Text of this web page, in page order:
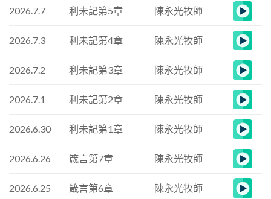
2026.7.7 利未記第5章 陳永光牧師
2026.7.3 利未記第4章 陳永光牧師
2026.7.2 利未記第3章 陳永光牧師
2026.7.1 利未記第2章 陳永光牧師
2026.6.30 利未記第1章 陳永光牧師
2026.6.26 箴言第7章 陳永光牧師
2026.6.25 箴言第6章 陳永光牧師